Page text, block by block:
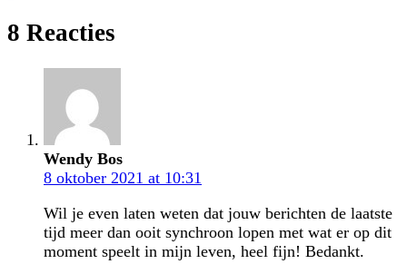
8 Reacties
Wendy Bos
8 oktober 2021 at 10:31
Wil je even laten weten dat jouw berichten de laatste
tijd meer dan ooit synchroon lopen met wat er op dit
moment speelt in mijn leven, heel fijn! Bedankt.